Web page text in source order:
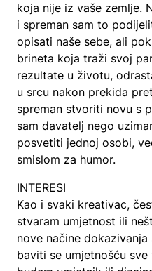
koja nije iz vaše zemlje.
i spreman sam to
opisati naše sebe, ali
brineta koja traži svoj
rezultate u životu,
u srcu nakon prekida
spreman stvoriti novu s
sam davatelj nego
posvetiti jednoj osobi,
smislom za humor.
INTERESI
Kao i svaki kreativac,
stvaram umjetnost ili
nove načine
baviti se umjetnošću